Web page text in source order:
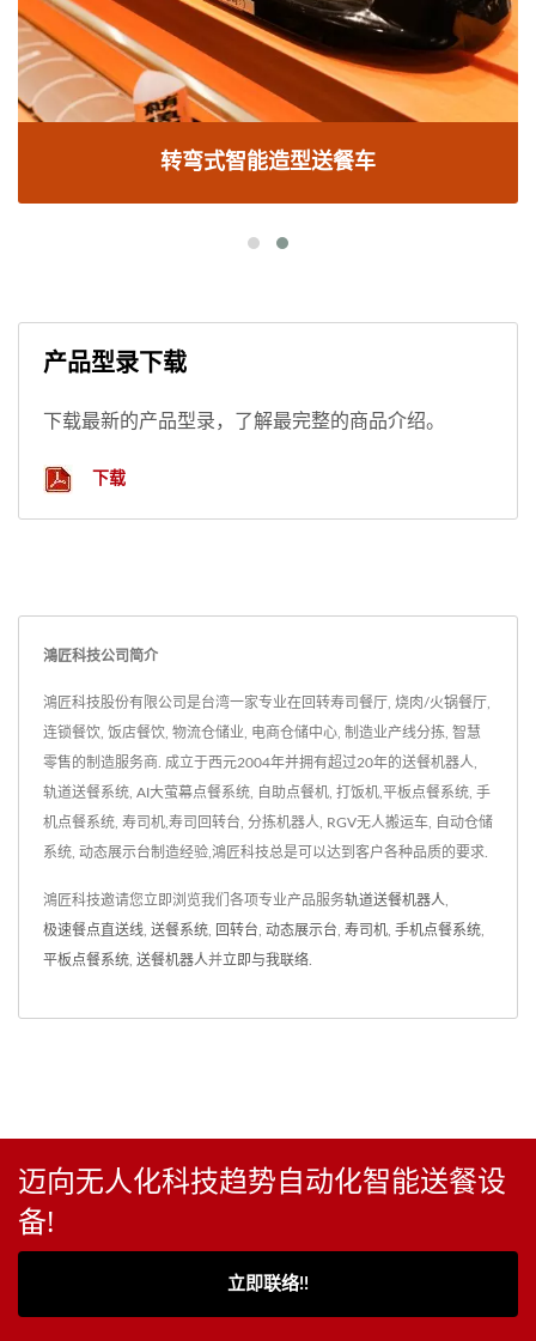
转弯式智能造型送餐车
产品型录下载
下载最新的产品型录，了解最完整的商品介绍。
下载
鴻匠科技公司简介
鴻匠科技股份有限公司是台湾一家专业在回转寿司餐厅, 烧肉/火锅餐厅,
连锁餐饮, 饭店餐饮, 物流仓储业, 电商仓储中心, 制造业产线分拣, 智慧
零售的制造服务商. 成立于西元2004年并拥有超过20年的送餐机器人,
轨道送餐系统, AI大萤幕点餐系统, 自助点餐机, 打饭机,平板点餐系统, 手
机点餐系统, 寿司机,寿司回转台, 分拣机器人, RGV无人搬运车, 自动仓储
系统, 动态展示台制造经验,鴻匠科技总是可以达到客户各种品质的要求.
鴻匠科技邀请您立即浏览我们各项专业产品服务轨道送餐机器人
极速餐点直送线 送餐系统 回转台 动态展示台 寿司机 手机点餐系统
平板点餐系统 送餐机器人并立即与我联络
迈向无人化科技趋势自动化智能送餐设
备!
立即联络!!